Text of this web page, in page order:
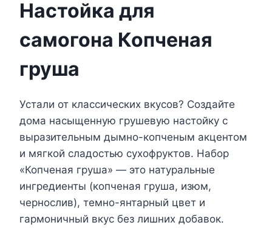
Настойка для
самогона Копченая
груша
Устали от классических вкусов? Создайте
дома насыщенную грушевую настойку с
выразительным дымно-копченым акцентом
и мягкой сладостью сухофруктов. Набор
«Копченая груша» — это натуральные
ингредиенты (копченая груша, изюм,
чернослив), темно-янтарный цвет и
гармоничный вкус без лишних добавок.